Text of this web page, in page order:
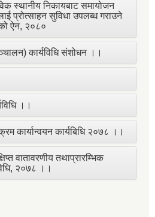
स्थानीय निकायबाट समायोजन
प्रोत्साहन सुविधा उपलब्ध गराउने
ऐन, २०८०
कार्यविधि संशोधन ।।
।।
कार्यान्वयन कार्यबिधि २०७८ ।।
वातावरणीय तथाप्रारम्भिक
२०७८ ।।